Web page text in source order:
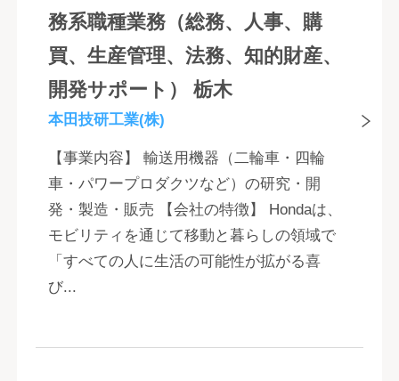
務系職種業務（総務、人事、購
買、生産管理、法務、知的財産、
開発サポート） 栃木
本田技研工業(株)
【事業内容】 輸送用機器（二輪車・四輪
車・パワープロダクツなど）の研究・開
発・製造・販売 【会社の特徴】 Hondaは、
モビリティを通じて移動と暮らしの領域で
「すべての人に生活の可能性が拡がる喜
び...